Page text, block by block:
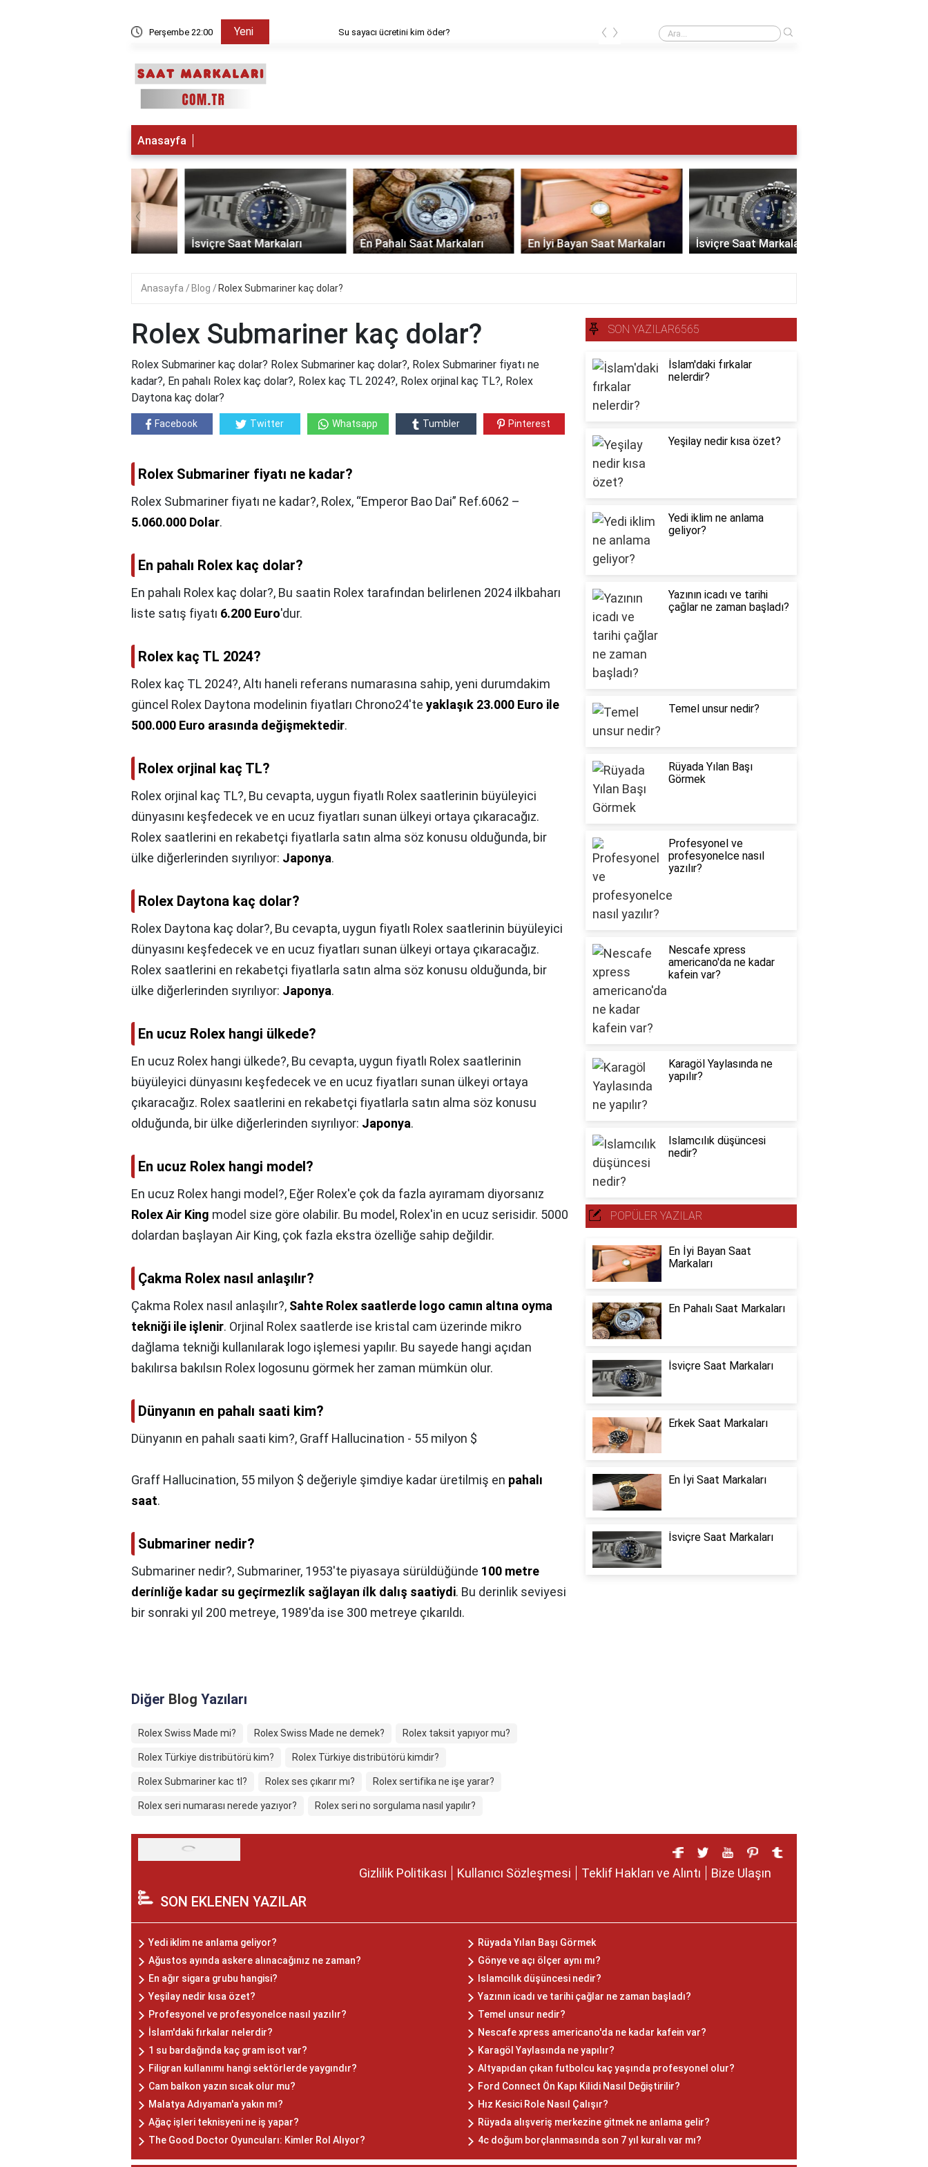
Perşembe 22:00 Yeni Su sayacı ücretini kim öder? UTC 0 Türkiye saat kaç?
‹ ›
Anasayfa
İsviçre Saat Markaları En Pahalı Saat Markaları En İyi Bayan Saat Markaları İsviçre Saat Markaları
‹ ›
Anasayfa Blog Rolex Submariner kaç dolar?
Rolex Submariner kaç dolar?
Rolex Submariner kaç dolar? Rolex Submariner kaç dolar?, Rolex Submariner fiyatı ne
kadar?, En pahalı Rolex kaç dolar?, Rolex kaç TL 2024?, Rolex orjinal kaç TL?, Rolex
Daytona kaç dolar?
Facebook Twitter Whatsapp Tumbler Pinterest
Rolex Submariner fiyatı ne kadar?
Rolex Submariner fiyatı ne kadar?, Rolex, “Emperor Bao Dai” Ref.6062 –
5.060.000 Dolar.
En pahalı Rolex kaç dolar?
En pahalı Rolex kaç dolar?, Bu saatin Rolex tarafından belirlenen 2024 ilkbaharı
liste satış fiyatı 6.200 Euro'dur.
Rolex kaç TL 2024?
Rolex kaç TL 2024?,Altı haneli referans numarasına sahip, yeni durumdakim
güncel Rolex Daytona modelinin fiyatları Chrono24'te yaklaşık 23.000 Euro ile
500.000 Euro arasında değişmektedir.
Rolex orjinal kaç TL?
Rolex orjinal kaç TL?, Bu cevapta, uygun fiyatlı Rolex saatlerinin büyüleyici
dünyasını keşfedecek ve en ucuz fiyatları sunan ülkeyi ortaya çıkaracağız.
Rolex saatlerini en rekabetçi fiyatlarla satın alma söz konusu olduğunda, bir
ülke diğerlerinden sıyrılıyor: Japonya.
Rolex Daytona kaç dolar?
Rolex Daytona kaç dolar?, Bu cevapta, uygun fiyatlı Rolex saatlerinin büyüleyici
dünyasını keşfedecek ve en ucuz fiyatları sunan ülkeyi ortaya çıkaracağız.
Rolex saatlerini en rekabetçi fiyatlarla satın alma söz konusu olduğunda, bir
ülke diğerlerinden sıyrılıyor: Japonya.
En ucuz Rolex hangi ülkede?
En ucuz Rolex hangi ülkede?, Bu cevapta, uygun fiyatlı Rolex saatlerinin
büyüleyici dünyasını keşfedecek ve en ucuz fiyatları sunan ülkeyi ortaya
çıkaracağız. Rolex saatlerini en rekabetçi fiyatlarla satın alma söz konusu
olduğunda, bir ülke diğerlerinden sıyrılıyor: Japonya.
En ucuz Rolex hangi model?
En ucuz Rolex hangi model?, Eğer Rolex'e çok da fazla ayıramam diyorsanız
Rolex Air King model size göre olabilir. Bu model, Rolex'in en ucuz serisidir. 5000
dolardan başlayan Air King, çok fazla ekstra özelliğe sahip değildir.
Çakma Rolex nasıl anlaşılır?
Çakma Rolex nasıl anlaşılır?, Sahte Rolex saatlerde logo camın altına oyma
tekniği ile işlenir. Orjinal Rolex saatlerde ise kristal cam üzerinde mikro
dağlama tekniği kullanılarak logo işlemesi yapılır. Bu sayede hangi açıdan
bakılırsa bakılsın Rolex logosunu görmek her zaman mümkün olur.
Dünyanın en pahalı saati kim?
Dünyanın en pahalı saati kim?, Graff Hallucination - 55 milyon $
Graff Hallucination, 55 milyon $ değeriyle şimdiye kadar üretilmiş en pahalı
saat.
Submariner nedir?
Submariner nedir?, Submariner, 1953'te piyasaya sürüldüğünde 100 metre
deri̇nli̇ğe kadar su geçi̇rmezli̇k sağlayan i̇lk dalış saatiydi. Bu derinlik seviyesi
bir sonraki yıl 200 metreye, 1989'da ise 300 metreye çıkarıldı.
Diğer Blog Yazıları
Rolex Swiss Made mi? Rolex Swiss Made ne demek? Rolex taksit yapıyor mu?
Rolex Türkiye distribütörü kim? Rolex Türkiye distribütörü kimdir?
Rolex Submariner kac tl? Rolex ses çıkarır mı? Rolex sertifika ne işe yarar?
Rolex seri numarası nerede yazıyor? Rolex seri no sorgulama nasıl yapılır?
SON YAZILAR6565
İslam'daki fırkalar
nelerdir?
Yeşilay nedir kısa özet?
Yedi iklim ne anlama
geliyor?
Yazının icadı ve tarihi
çağlar ne zaman başladı?
Temel unsur nedir?
Rüyada Yılan Başı
Görmek
Profesyonel ve
profesyonelce nasıl
yazılır?
Nescafe xpress
americano'da ne kadar
kafein var?
Karagöl Yaylasında ne
yapılır?
Islamcılık düşüncesi
nedir?
POPÜLER YAZILAR
En İyi Bayan Saat
Markaları
En Pahalı Saat Markaları
İsviçre Saat Markaları
Erkek Saat Markaları
En İyi Saat Markaları
İsviçre Saat Markaları
Gizlilik Politikası Kullanıcı Sözleşmesi Teklif Hakları ve Alıntı Bize Ulaşın
SON EKLENEN YAZILAR
Yedi iklim ne anlama geliyor?
Rüyada Yılan Başı Görmek
Ağustos ayında askere alınacağınız ne zaman?
Gönye ve açı ölçer aynı mı?
En ağır sigara grubu hangisi?
Islamcılık düşüncesi nedir?
Yeşilay nedir kısa özet?
Yazının icadı ve tarihi çağlar ne zaman başladı?
Profesyonel ve profesyonelce nasıl yazılır?
Temel unsur nedir?
İslam'daki fırkalar nelerdir?
Nescafe xpress americano'da ne kadar kafein var?
1 su bardağında kaç gram isot var?
Karagöl Yaylasında ne yapılır?
Filigran kullanımı hangi sektörlerde yaygındır?
Altyapıdan çıkan futbolcu kaç yaşında profesyonel olur?
Cam balkon yazın sıcak olur mu?
Ford Connect Ön Kapı Kilidi Nasıl Değiştirilir?
Malatya Adıyaman'a yakın mı?
Hız Kesici Role Nasıl Çalışır?
Ağaç işleri teknisyeni ne iş yapar?
Rüyada alışveriş merkezine gitmek ne anlama gelir?
The Good Doctor Oyuncuları: Kimler Rol Alıyor?
4c doğum borçlanmasında son 7 yıl kuralı var mı?